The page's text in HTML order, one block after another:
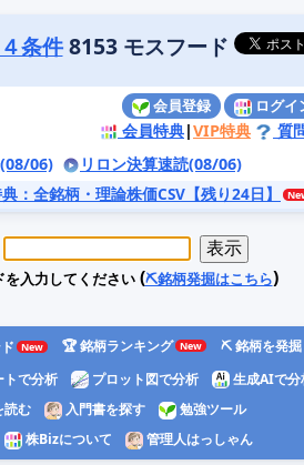
条件8153 モスフード
会員登録 ログイ
会員特典|VIP特典
質
06)
リロン決算速読(08/06)
：全銘柄・理論株価CSV【残り24日】
入力してください(⛏️銘柄発掘はこちら)
🏆 銘柄ランキング
⛏️ 銘柄を発掘
で分析 プロット図で分析
生成AIで分
む 入門書を探す
勉強ツール
株Bizについて 管理人はっしゃん